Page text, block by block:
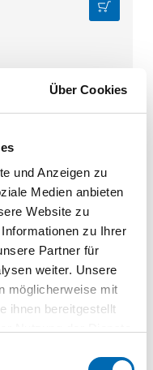
Über Cookies
und Anzeigen zu
Medien anbieten
Website zu
zu Ihrer
Partner für
weiter. Unsere
möglicherweise mit
ihnen bereitgestellt